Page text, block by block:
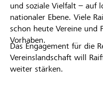
und soziale Vielfalt – auf
nationaler Ebene. Viele
schon heute Vereine und
Vorhaben.
Das Engagement für die
Vereinslandschaft will
weiter stärken.